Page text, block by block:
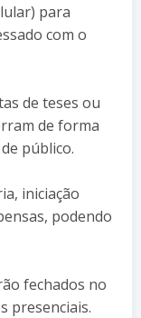
para
com o
de teses ou
de forma
público.
iniciação
podendo
fechados no
presenciais.